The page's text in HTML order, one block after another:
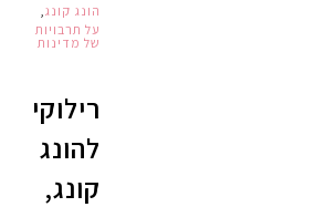
הונג קונג
על תרבויות
של מדינות
רילוקיישן
להונג
קונג,